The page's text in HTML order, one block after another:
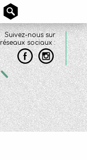
Suivez-nous sur
sociaux :